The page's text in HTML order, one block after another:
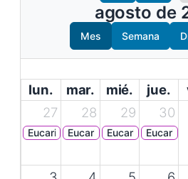
agosto de
Mes Semana
lun. mar. mié. jue.
27
Eucaristía
28
Eucaristía
29
Eucaristía
30
Eucaristía